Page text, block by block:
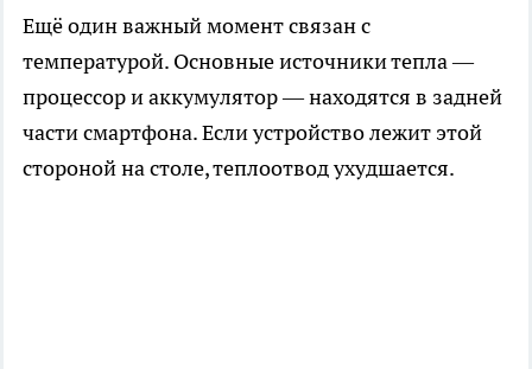
Ещё один важный момент связан с
температурой. Основные источники тепла —
процессор и аккумулятор — находятся в задней
части смартфона. Если устройство лежит этой
стороной на столе, теплоотвод ухудшается.